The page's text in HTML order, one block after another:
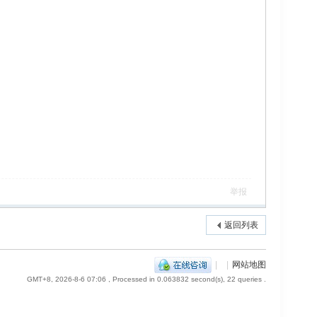
举报
返回列表
| | 网站地图
GMT+8, 2026-8-6 07:06 , Processed in 0.063832 second(s), 22 queries .